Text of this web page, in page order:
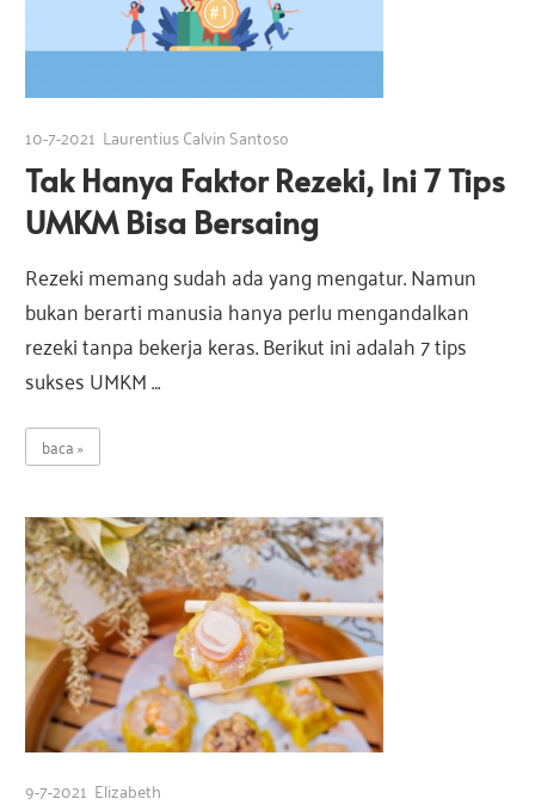
10-7-2021 Laurentius Calvin Santoso
Tak Hanya Faktor Rezeki, Ini 7 Tips
UMKM Bisa Bersaing
Rezeki memang sudah ada yang mengatur. Namun
bukan berarti manusia hanya perlu mengandalkan
rezeki tanpa bekerja keras. Berikut ini adalah 7 tips
sukses UMKM …
baca
9-7-2021 Elizabeth